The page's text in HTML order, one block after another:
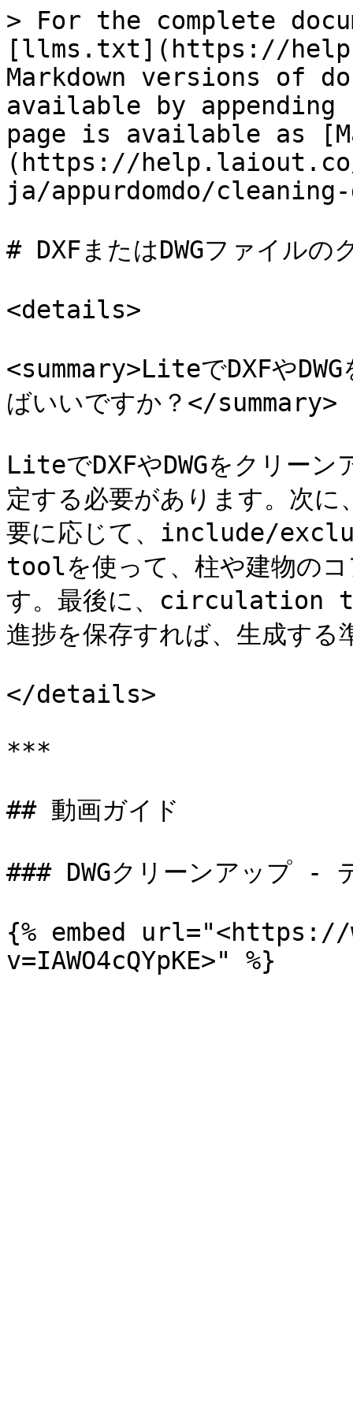
> For the complete
[llms.txt](https://
Markdown versions of
available by
page is available as
(https://help.laiout.co/
ja/appurdomdo/
# DXFまたはDWGファイルの
<details>
<summary>LiteでDXFや
ばいいですか？</summary>
LiteでDXFやDWGをクリー
定する必要があります。次
要に応じて、include/
toolを使って、柱や建物のコ
す。最後に、circulation
進捗を保存すれば、生成する
</details>
***
## 動画ガイド
### DWGクリーンアップ -
{% embed url="<https://